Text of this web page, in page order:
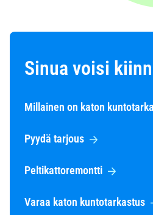
Sinua voisi
Millainen on katon
Pyydä tarjous
Peltikattoremontti
Varaa katon kuntotarkastus